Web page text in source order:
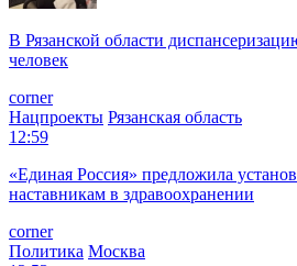
В Рязанской области
человек
corner
Нацпроекты Рязанская область
12:59
«Единая Россия» предложила
наставникам в здравоохранении
corner
Политика Москва